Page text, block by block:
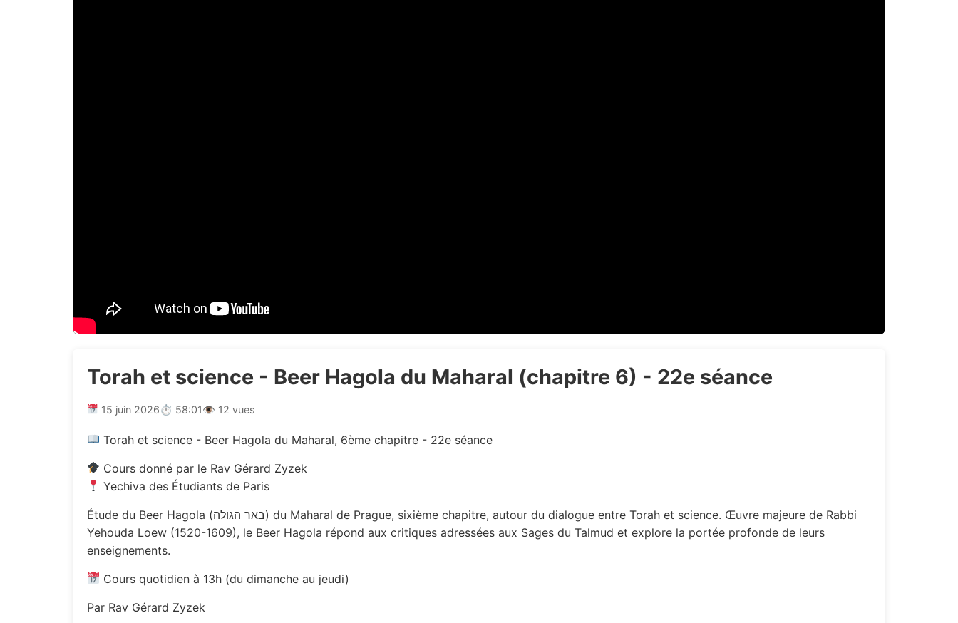
Torah et science - Beer Hagola du Maharal (chapitre 6) - 22e séance
15 juin 2026⏱ 58:01👁 12 vues
Torah et science - Beer Hagola du Maharal, 6ème chapitre - 22e séance
Cours donné par le Rav Gérard Zyzek
Yechiva des Étudiants de Paris
Étude du Beer Hagola (באר הגולה) du Maharal de Prague, sixième chapitre, autour du dialogue entre Torah et science. Œuvre majeure de Rabbi
Yehouda Loew (1520-1609), le Beer Hagola répond aux critiques adressées aux Sages du Talmud et explore la portée profonde de leurs
enseignements.
Cours quotidien à 13h (du dimanche au jeudi)
Par Rav Gérard Zyzek